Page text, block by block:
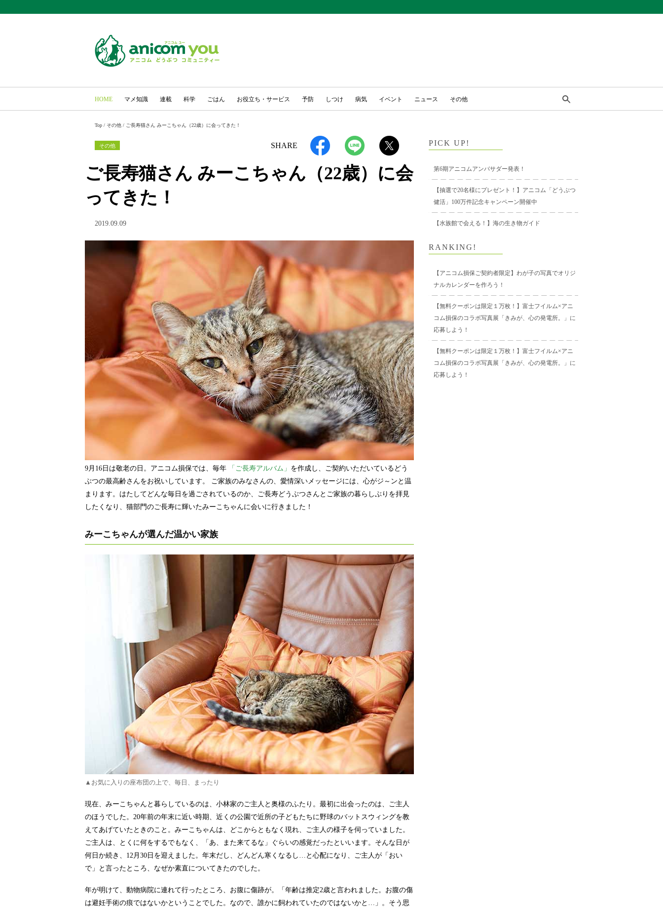
HOME マメ知識 連載 科学 ごはん お役立ち・サービス 予防 しつけ 病気 イベント ニュース その他
Top / その他 / ご長寿猫さん みーこちゃん（22歳）に会ってきた！
SHARE
その他
ご長寿猫さん みーこちゃん（22歳）に会
ってきた！
2019.09.09
9月16日は敬老の日。アニコム損保では、毎年 「ご長寿アルバム」 を作成し、ご契約いただいているどう
ぶつの最高齢さんをお祝いしています。 ご家族のみなさんの、愛情深いメッセージには、心がジ～ンと温
まります。はたしてどんな毎日を過ごされているのか、ご長寿どうぶつさんとご家族の暮らしぶりを拝見
したくなり、猫部門のご長寿に輝いたみーこちゃんに会いに行きました！
みーこちゃんが選んだ温かい家族
▲お気に入りの座布団の上で、毎日、まったり
現在、みーこちゃんと暮らしているのは、小林家のご主人と奥様のふたり。最初に出会ったのは、ご主人
のほうでした。20年前の年末に近い時期、近くの公園で近所の子どもたちに野球のバットスウィングを教
えてあげていたときのこと。みーこちゃんは、どこからともなく現れ、ご主人の様子を伺っていました。
ご主人は、とくに何をするでもなく、「あ、また来てるな」ぐらいの感覚だったといいます。そんな日が
何日か続き、12月30日を迎えました。年末だし、どんどん寒くなるし…と心配になり、ご主人が「おい
で」と言ったところ、なぜか素直についてきたのでした。
年が明けて、動物病院に連れて行ったところ、お腹に傷跡が。「年齢は推定2歳と言われました。お腹の傷
は避妊手術の痕ではないかということでした。なので、誰かに飼われていたのではないかと…」。そう思
PICK UP!
第6期アニコムアンバサダー発表！
【抽選で20名様にプレゼント！】アニコム「どうぶつ
健活」100万件記念キャンペーン開催中
【水族館で会える！】海の生き物ガイド
RANKING!
【アニコム損保ご契約者限定】わが子の写真でオリジ
ナルカレンダーを作ろう！
【無料クーポンは限定１万枚！】富士フイルム×アニ
コム損保のコラボ写真展「きみが、心の発電所。」に
応募しよう！
【無料クーポンは限定１万枚！】富士フイルム×アニ
コム損保のコラボ写真展「きみが、心の発電所。」に
応募しよう！